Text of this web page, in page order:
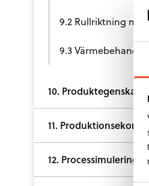
9.3 Värmebehandling
10. Produktegenskaper
11.
12. Processimulering